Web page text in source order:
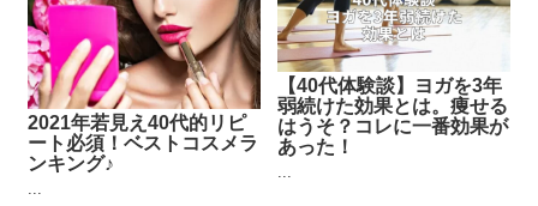
2021年若見え40代的リピ
ート必須！ベストコスメラ
ンキング♪
【40代体験談】ヨガを3年
弱続けた効果とは。痩せる
はうそ？コレに一番効果が
あった！
...